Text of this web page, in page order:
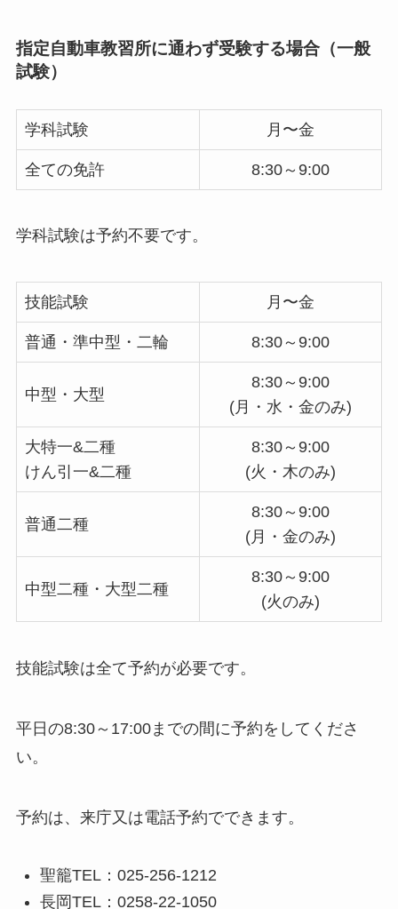
指定自動車教習所に通わず受験する場合（一般
試験）
学科試験 月〜金
全ての免許 8:30～9:00
学科試験は予約不要です。
技能試験 月〜金
普通・準中型・二輪 8:30～9:00
中型・大型
8:30～9:00
(月・水・金のみ)
大特一&二種
けん引一&二種
8:30～9:00
(火・木のみ)
普通二種
8:30～9:00
(月・金のみ)
中型二種・大型二種
8:30～9:00
(火のみ)
技能試験は全て予約が必要です。
平日の8:30～17:00までの間に予約をしてくださ
い。
予約は、来庁又は電話予約でできます。
聖籠TEL：025-256-1212
長岡TEL：0258-22-1050